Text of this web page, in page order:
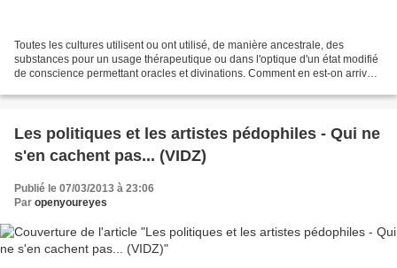
Toutes les cultures utilisent ou ont utilisé, de manière ancestrale, des
substances pour un usage thérapeutique ou dans l'optique d'un état modifié
de conscience permettant oracles et divinations. Comment en est-on arrivé
Les politiques et les artistes pédophiles - Qui ne
s'en cachent pas... (VIDZ)
Publié le 07/03/2013 à 23:06
Par openyoureyes